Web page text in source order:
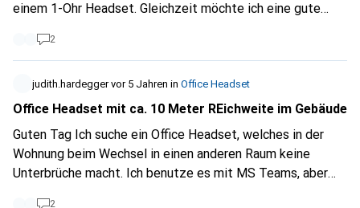
einem 1-Ohr Headset. Gleichzeit möchte ich eine gute
ear Sony WH-1000XM3 mit ANC habe ich z.B. das Problem,
dass die eigene Stimme sehr dumpf tönt (und auch
Stimmen in der Umgebung wenig unterdrückt werden,
ansonsten funktioniert das ANC gut). Wär ich beim
beraten? z.B. das Jabra Evolve? Vielen Dank
2
judith.hardegger vor 5 Jahren in Office Headset
Office Headset mit ca. 10 Meter REichweite im Gebäude
Guten Tag Ich suche ein Office Headset, welches in der
Wohnung beim Wechsel in einen anderen Raum keine
Unterbrüche macht. Ich benutze es mit MS Teams, aber
2